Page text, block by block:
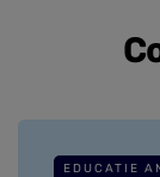
EDUCATIE